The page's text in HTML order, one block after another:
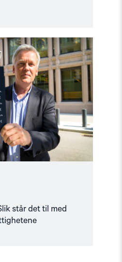
står det til med
Read
article
"Årsrapport:
Slik
står
det
til
med
menneskerettighetene"